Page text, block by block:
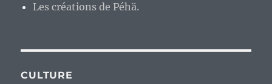
Les créations de Péhä.
CULTURE